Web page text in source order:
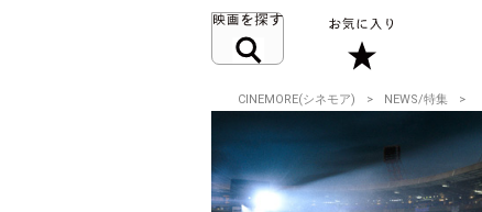
CINEMORE(シネモア) NEWS/特集